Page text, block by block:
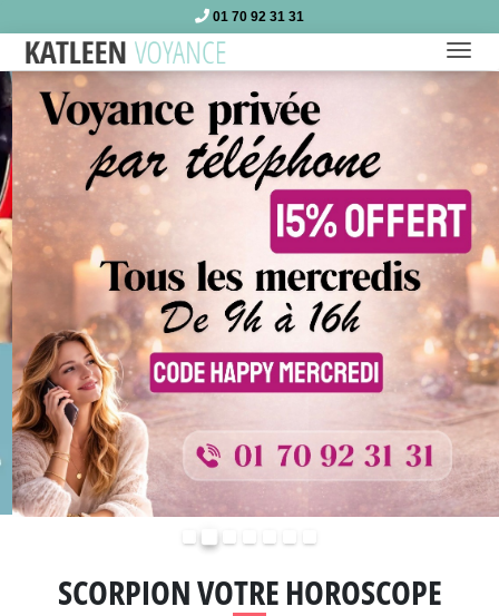
01 70 92 31 31
SCORPION VOTRE HOROSCOPE